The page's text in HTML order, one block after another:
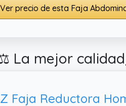
Ver precio de esta Faja
La mejor
Faja Reductora